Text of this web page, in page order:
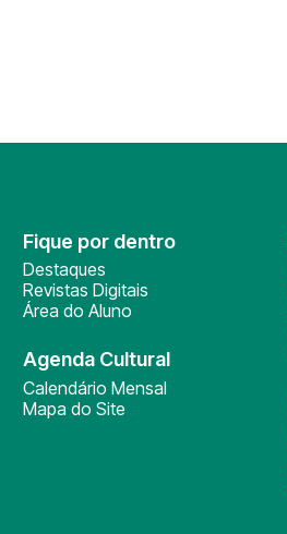
Fique por dentro
Destaques
Revistas Digitais
Área do Aluno
Agenda Cultural
Calendário Mensal
Mapa do Site